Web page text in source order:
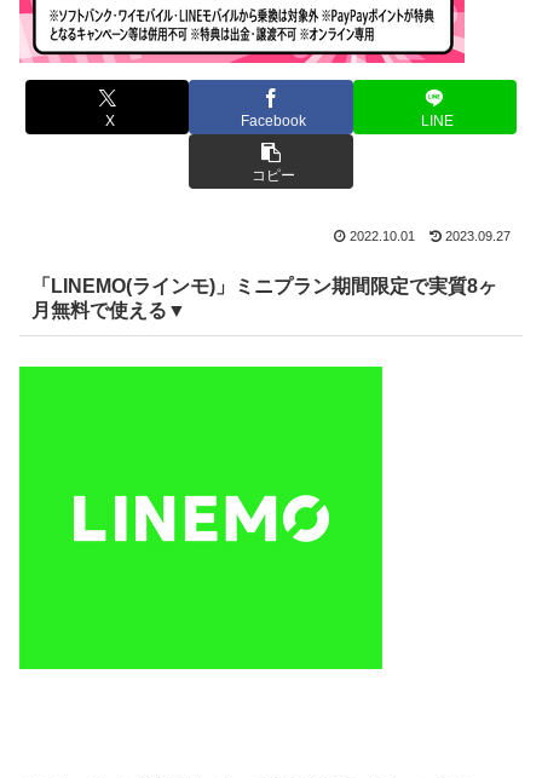
X Facebook LINE
コピー
2022.10.01 2023.09.27
「LINEMO(ラインモ)」ミニプラン期間限定で実質8ヶ
月無料で使える▼